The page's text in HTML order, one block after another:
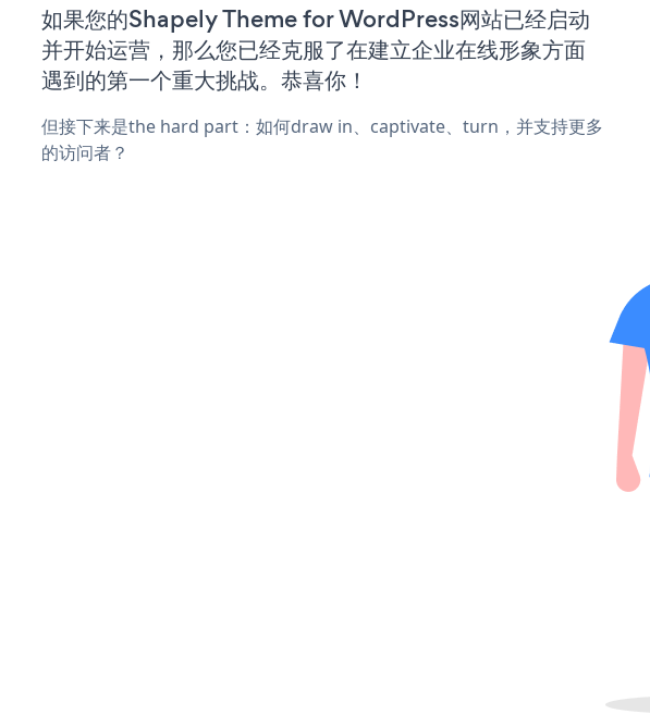
如果您的Shapely Theme for WordPress网站已经启动
并开始运营，那么您已经克服了在建立企业在线形象方面
遇到的第一个重大挑战。恭喜你！
但接下来是the hard part：如何draw in、captivate、turn，并支持更多
的访问者？